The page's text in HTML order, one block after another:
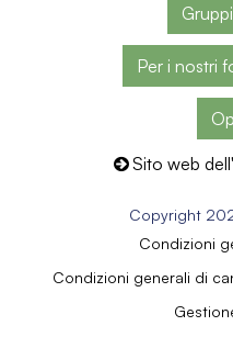
Per i nostri
Sito web
Copyright
Condizioni
Condizioni generali di